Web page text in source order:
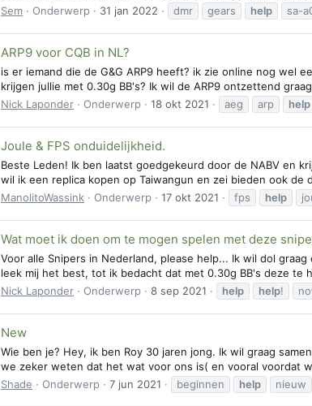
Sem
Onderwerp 31 jan 2022 dmr gears help sa-
ARP9 voor CQB in NL?
is er iemand die de G&G ARP9 heeft? ik zie online nog wel
krijgen jullie met 0.30g BB's? Ik wil de ARP9 ontzettend
Nick Laponder
Onderwerp 18 okt 2021 aeg arp help
Joule & FPS onduidelijkheid.
Beste Leden! Ik ben laatst goedgekeurd door de NABV en
wil ik een replica kopen op Taiwangun en zei bieden ook
ManolitoWassink
Onderwerp 17 okt 2021 fps help
Wat moet ik doen om te mogen spelen met deze
Voor alle Snipers in Nederland, please help... Ik wil dol
leek mij het best, tot ik bedacht dat met 0.30g BB's deze te
Nick Laponder
Onderwerp 8 sep 2021 help help!
New
Wie ben je? Hey, ik ben Roy 30 jaren jong. Ik wil graag
we zeker weten dat het wat voor ons is( en vooral voordat
Shade
Onderwerp 7 jun 2021 beginnen help nieuw